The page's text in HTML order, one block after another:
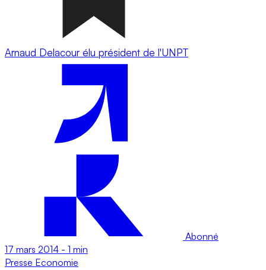
Arnaud Delacour élu président de l'UNPT
Abonné
17 mars 2014 - 1 min
Presse Economie